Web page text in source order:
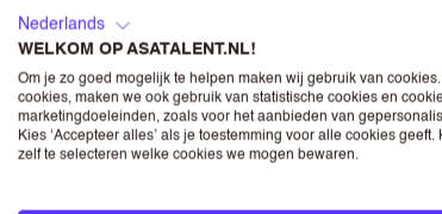
Wanneer alles om je
off-day te hebben.
surfen, soms surf je
maar laat ze je niet
favoriete muziek (
je opvrolijkt, of bekijk
Nederlands
WELKOM OP ASATALENT.NL!
Om je zo goed mogelijk te helpen maken wij gebruik van
cookies, maken we ook gebruik van statistische cookies en
marketingdoeleinden, zoals voor het aanbieden van
Kies ‘Accepteer alles’ als je toestemming voor alle cookies
zelf te selecteren welke cookies we mogen bewaren.